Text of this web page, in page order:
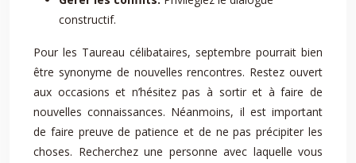
constructif.
Pour les Taureau célibataires, septembre pourrait bien
être synonyme de nouvelles rencontres. Restez ouvert
aux occasions et n’hésitez pas à sortir et à faire de
nouvelles connaissances. Néanmoins, il est important
de faire preuve de patience et de ne pas précipiter les
choses. Recherchez une personne avec laquelle vous